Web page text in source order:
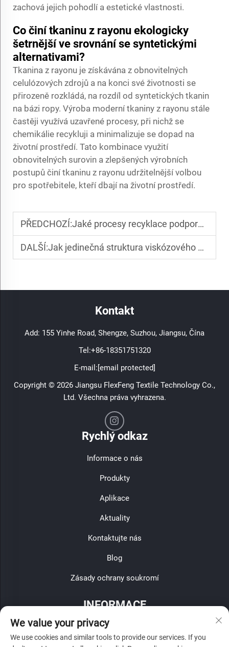
zachová jejich pohodlí a estetické vlastnosti.
Co činí tkaninu z rayonu ekologicky
šetrnější ve srovnání se syntetickými
alternativami?
Tkanina z rayonu je získávána z obnovitelných
celulózových zdrojů a na konci své životnosti se
přirozeně rozkládá, na rozdíl od syntetických tkanin
na bázi ropy. Výroba moderní tkaniny z rayonu stále
častěji využívá uzavřené procesy, při nichž se
chemikálie recykluji a minimalizuje se dopad na
životní prostředí. Tato kombinace využití
obnovitelných surovin a zlepšených výrobních
postupů činí tkaninu z rayonu udržitelnější volbou
pro spotřebitele, kteří dbají na životní prostředí.
PŘEDCHOZÍ:Jaké procesy recyklace podporují výrobu recyklovaného polyesterního textilu?
DALŠÍ:Jak jedinečná struktura viskózového nylonového krepového materiálu zvyšuje pohodlí dámského oblečení?
Kontakt
Add: 155 Yinhe Road, Shengze, Suzhou, Jiangsu, Čína
Tel:+86-18351751320
E-mail:[email protected]
Copyright © 2026 Jiangsu FlexFeng Textile Technology Co.,
Ltd. Všechna práva vyhrazena.
Rychlý odkaz
Informace o nás
Produkty
Aplikace
Aktuality
Kontaktujte nás
Blog
Zásady ochrany soukromí
INFORMACE
Zaregistrujte se, abyste obdrželi naši týdenní novinu
We value your privacy
We use cookies and similar tools to provide our services. If you